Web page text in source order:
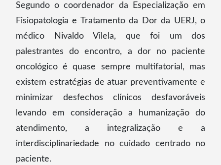
Segundo o coordenador da Especialização em
Fisiopatologia e Tratamento da Dor da UERJ, o
médico Nivaldo Vilela, que foi um dos
palestrantes do encontro, a dor no paciente
oncológico é quase sempre multifatorial, mas
existem estratégias de atuar preventivamente e
minimizar desfechos clínicos desfavoráveis
levando em consideração a humanização do
atendimento, a integralização e a
interdisciplinariedade no cuidado centrado no
paciente.